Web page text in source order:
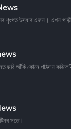
শৃংগত উদ্ধাৰ এজন। এখন
ছবি আঁকি কোনে পাঠদান
সতে।